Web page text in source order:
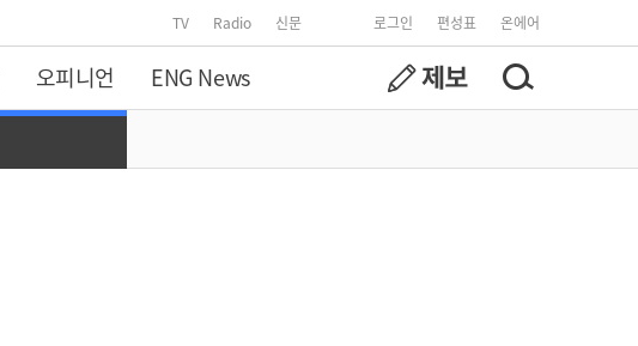
TV Radio 신문 로그인 편성표 온에어
오피니언 ENG News